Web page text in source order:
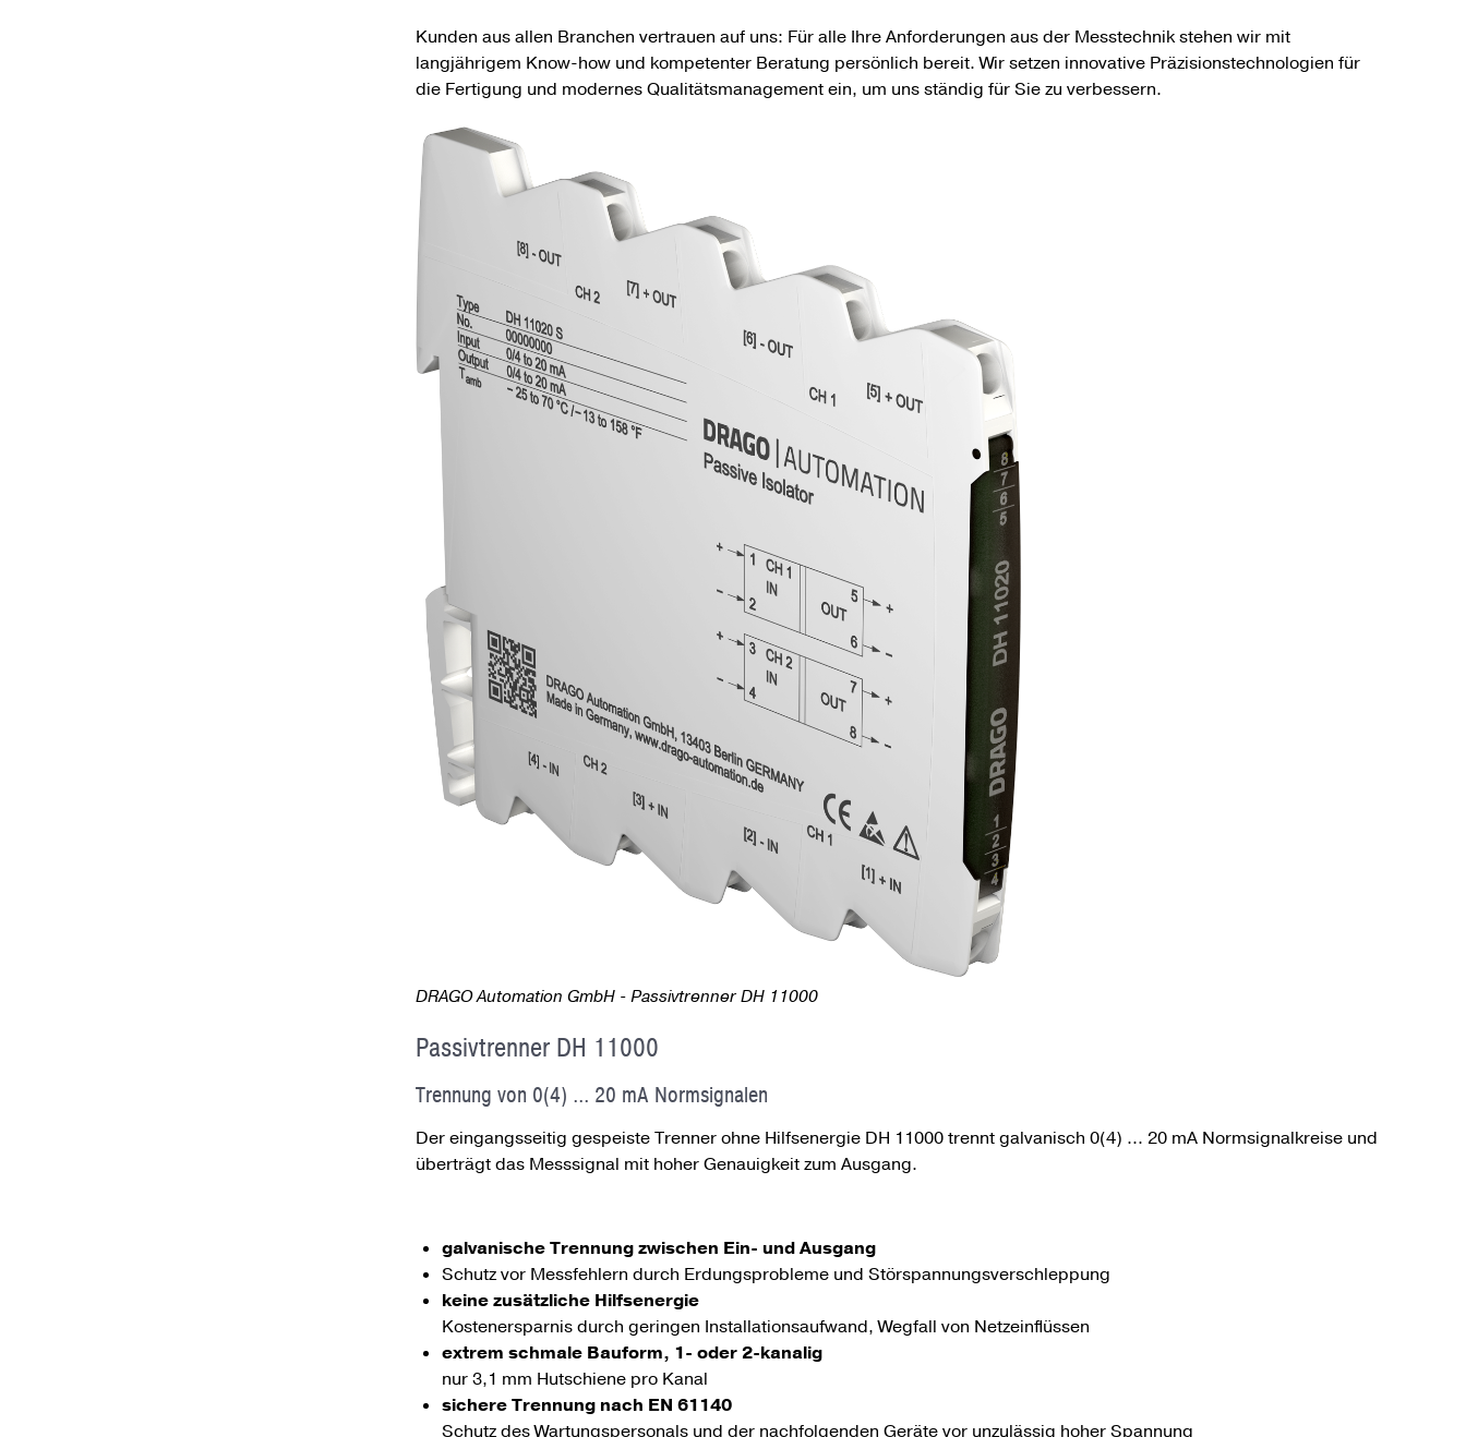
Kunden aus allen Branchen vertrauen auf uns: Für alle Ihre Anforderungen aus der Mess­technik stehen wir mit
langjährigem Know-how und kompetenter Beratung persönlich bereit. Wir setzen innovative Präzisions­technologien für
die Fertigung und modernes Qualitäts­management ein, um uns ständig für Sie zu verbessern.
DRAGO Automation GmbH - Passivtrenner DH 11000
Passivtrenner DH 11000
Trennung von 0(4) ... 20 mA Normsignalen
Der eingangs­seitig gespeiste Trenner ohne Hilfs­energie DH 11000 trennt gal­vanisch 0(4) ... 20 mA Norm­signal­kreise und
über­trägt das Mess­signal mit hoher Genauig­keit zum Ausgang.
galvanische Trennung zwischen Ein- und Ausgang
Schutz vor Messfehlern durch Erdungsprobleme und Störspannungsverschleppung
keine zusätzliche Hilfsenergie
Kostenersparnis durch geringen Installationsaufwand, Wegfall von Netzeinflüssen
extrem schmale Bauform, 1- oder 2-kanalig
nur 3,1 mm Hutschiene pro Kanal
sichere Trennung nach EN 61140
Schutz des Wartungspersonals und der nachfolgenden Geräte vor unzulässig hoher Spannung